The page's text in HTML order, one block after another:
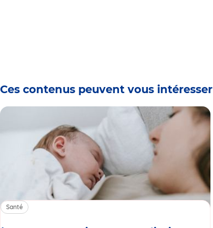
Ces contenus peuvent vous intéresser
Santé